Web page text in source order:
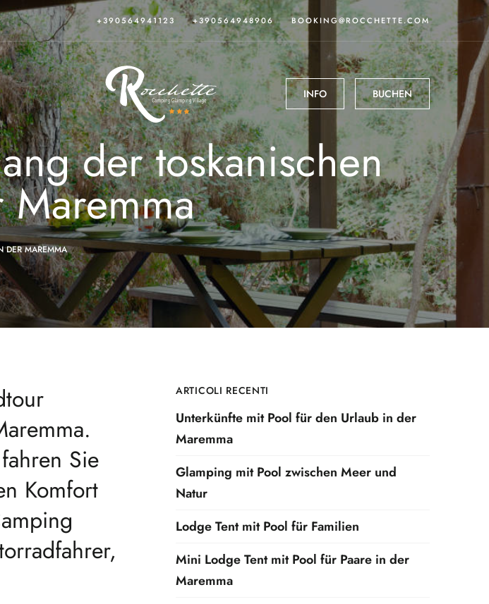
+390564941123 +390564948906 BOOKING@ROCCHETTE.COM
INFO BUCHEN
der toskanischen
DER MAREMMA
Sie
Komfort
ARTICOLI RECENTI
Unterkünfte mit Pool für den Urlaub in der
Maremma
Glamping mit Pool zwischen Meer und
Natur
Lodge Tent mit Pool für Familien
Mini Lodge Tent mit Pool für Paare in der
Maremma